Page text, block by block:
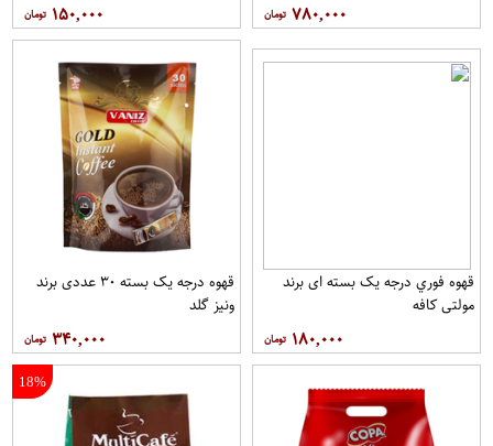
۷۸۰,۰۰۰ ۱۵۰,۰۰۰
قهوه فوري درجه یک بسته ای برند
مولتي کافه
۱۸۰,۰۰۰
قهوه درجه یک بسته ۳۰ عددی برند
ونيز گلد
۳۴۰,۰۰۰
18%